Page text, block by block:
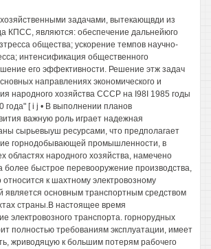
задачами, вытекающвди из
КПСС, являются: обеспечение дальнейюго
общества; ускорение темпов научно-
интенсификация общественного
его эффективности. Решение этж задач
направлениях экономического и
народного хозяйства СССР на I98I 1985 годы
года" [ i j • В выполнении планов
важную роль играет надежная
сырьевыуш ресурсами, что предполагает
горнодобывающей промышленности, в
областях народного хозяйства, намечено
более быстрое перевооружение производства,
к шахтному электровозному
является основным транспортным средством
страны.В настоящее время
электровозного транспорта. горнорудных
полностью требованиям эксплуатации, имеет
жриводяцую к большим потерям рабочего